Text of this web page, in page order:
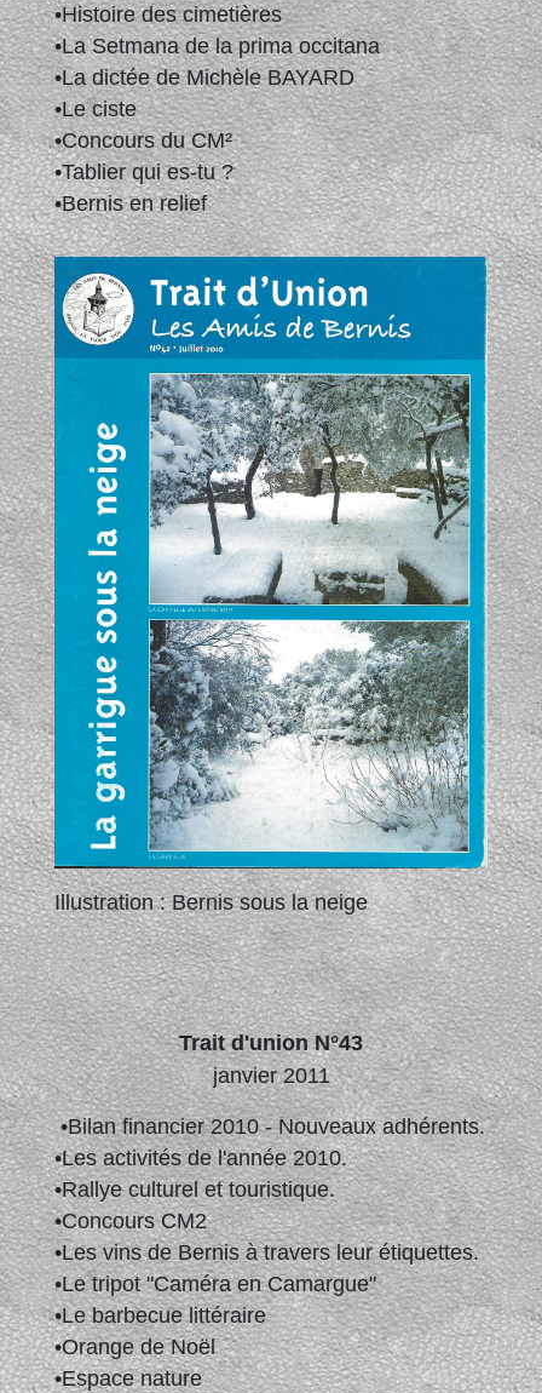
•Histoire des cimetières
•La Setmana de la prima occitana
•La dictée de Michèle BAYARD
•Le ciste
•Concours du CM²
•Tablier qui es-tu ?
•Bernis en relief
Illustration : Bernis sous la neige
Trait d'union N°43
janvier 2011
•Bilan financier 2010 - Nouveaux adhérents.
•Les activités de l'année 2010.
•Rallye culturel et touristique.
•Concours CM2
•Les vins de Bernis à travers leur étiquettes.
•Le tripot "Caméra en Camargue"
•Le barbecue littéraire
•Orange de Noël
•Espace nature